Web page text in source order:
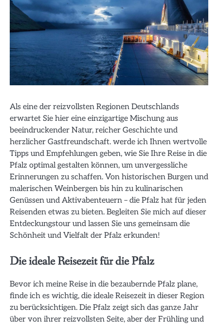
Als eine der reizvollsten Regionen Deutschlands
erwartet Sie hier eine einzigartige Mischung aus
beeindruckender Natur, reicher Geschichte und
herzlicher Gastfreundschaft. werde ich Ihnen wertvolle
Tipps und Empfehlungen geben, wie Sie Ihre Reise in die
Pfalz optimal gestalten können, um unvergessliche
Erinnerungen zu schaffen. Von historischen Burgen und
malerischen Weinbergen bis hin zu kulinarischen
Genüssen und Aktivabenteuern – die Pfalz hat für jeden
Reisenden etwas zu bieten. Begleiten Sie mich auf dieser
Entdeckungstour und lassen Sie uns gemeinsam die
Schönheit und Vielfalt der Pfalz erkunden!
Die ideale Reisezeit für die Pfalz
Bevor ich meine Reise in die bezaubernde Pfalz plane,
finde ich es wichtig, die ideale Reisezeit in dieser Region
zu berücksichtigen. Die Pfalz zeigt sich das ganze Jahr
über von ihrer reizvollsten Seite, aber der Frühling und